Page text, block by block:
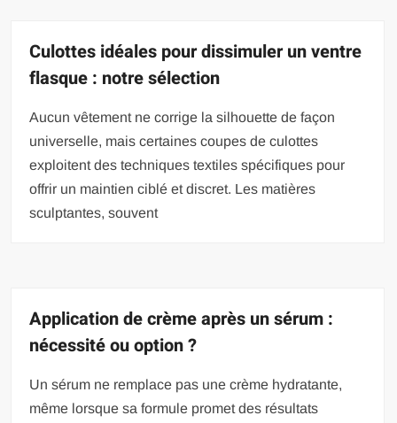
Culottes idéales pour dissimuler un ventre
flasque : notre sélection
Aucun vêtement ne corrige la silhouette de façon
universelle, mais certaines coupes de culottes
exploitent des techniques textiles spécifiques pour
offrir un maintien ciblé et discret. Les matières
sculptantes, souvent
Application de crème après un sérum :
nécessité ou option ?
Un sérum ne remplace pas une crème hydratante,
même lorsque sa formule promet des résultats